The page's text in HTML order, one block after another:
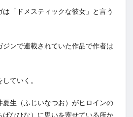
「ドメスティックな彼女」と言う
ジンで連載されていた作品で作者は
ていく。
生（ふじいなつお）がヒロインの
なひな）に思いを寄せている所か